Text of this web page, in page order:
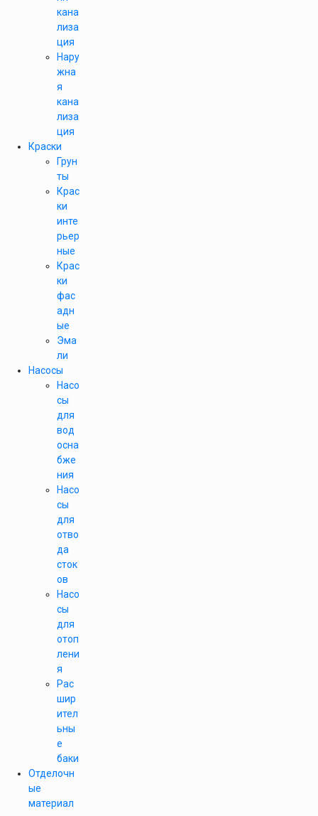
кана
лиза
ция
Нару
жна
я
кана
лиза
ция
Краски
Грун
ты
Крас
ки
инте
рьер
ные
Крас
ки
фас
адн
ые
Эма
ли
Насосы
Насо
сы
для
вод
осна
бже
ния
Насо
сы
для
отво
да
сток
ов
Насо
сы
для
отоп
лени
я
Рас
шир
ител
ьны
е
баки
Отделочн
ые
материал